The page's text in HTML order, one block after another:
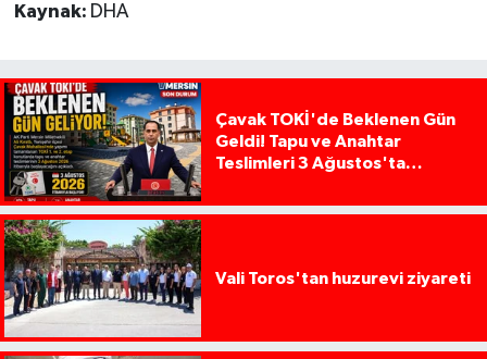
Kaynak: DHA
Çavak TOKİ'de Beklenen Gün
Geldi! Tapu ve Anahtar
Teslimleri 3 Ağustos'ta
Vali Toros'tan huzurevi ziyareti